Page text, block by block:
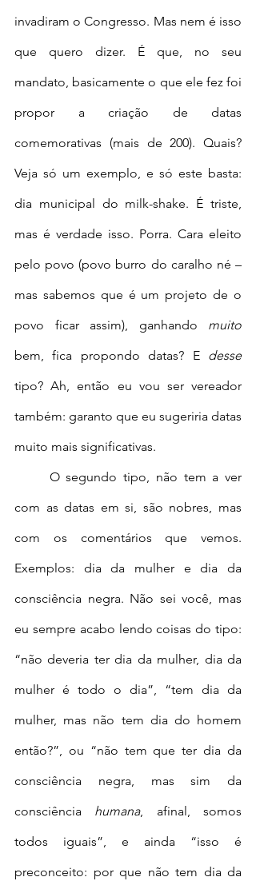
invadiram o Congresso. Mas nem é isso
que quero dizer. É que, no seu
mandato, basicamente o que ele fez foi
propor a criação de datas
comemorativas (mais de 200). Quais?
Veja só um exemplo, e só este basta:
dia municipal do milk-shake. É triste,
mas é verdade isso. Porra. Cara eleito
pelo povo (povo burro do caralho né –
mas sabemos que é um projeto de o
povo ficar assim), ganhando muito
bem, fica propondo datas? E desse
tipo? Ah, então eu vou ser vereador
também: garanto que eu sugeriria datas
muito mais significativas.
com as datas em si, são nobres, mas
com os comentários que vemos.
Exemplos: dia da mulher e dia da
consciência negra. Não sei você, mas
eu sempre acabo lendo coisas do tipo:
“não deveria ter dia da mulher, dia da
mulher é todo o dia”, “tem dia da
mulher, mas não tem dia do homem
então?”, ou “não tem que ter dia da
consciência negra, mas sim da
consciência humana, afinal, somos
todos iguais”, e ainda “isso é
preconceito: por que não tem dia da